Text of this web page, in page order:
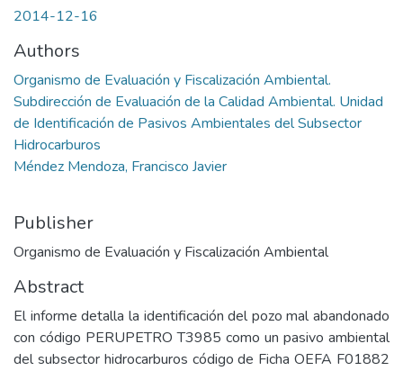
2014-12-16
Authors
Organismo de Evaluación y Fiscalización Ambiental.
Subdirección de Evaluación de la Calidad Ambiental. Unidad
de Identificación de Pasivos Ambientales del Subsector
Hidrocarburos
Méndez Mendoza, Francisco Javier
Publisher
Organismo de Evaluación y Fiscalización Ambiental
Abstract
El informe detalla la identificación del pozo mal abandonado
con código PERUPETRO T3985 como un pasivo ambiental
del subsector hidrocarburos código de Ficha OEFA F01882